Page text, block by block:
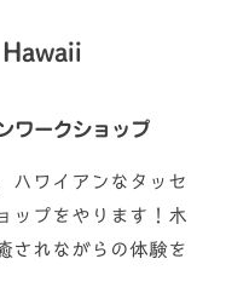
ワークショップ
ハワイアンなタッセ
ップをやります！木
されながらの体験を